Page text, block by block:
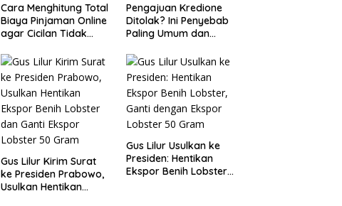
Cara Menghitung Total
Biaya Pinjaman Online
agar Cicilan Tidak
Pengajuan Kredione
Ditolak? Ini Penyebab
Paling Umum dan
Gus Lilur Kirim Surat
ke Presiden Prabowo,
Usulkan Hentikan
Gus Lilur Usulkan ke
Presiden: Hentikan
Ekspor Benih Lobster,